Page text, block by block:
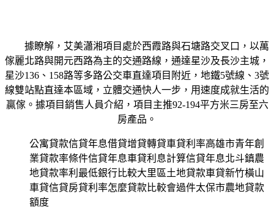
據瞭解，艾美瀟湘項目處於西霞路與石塘路交叉口，以萬
傢麗北路與開元西路為主的交通路線，通達星沙及長沙主城，
星沙136、158路等多路公交車直達項目附近，地鐵5號線、3號
線雙站點直達本區域，立體交通快人一步，用速度成就生活的
贏傢。據項目銷售人員介紹，項目主推92-194平方米三房至六
房產品。
公寓貸款信貸年息借貸增貸轉貸車貸利率高雄市青年創
業貸款率條件信貸年息車貸利息計算信貸年息北斗鎮農
地貸款率利最低銀行比較大里區土地貸款車貸新竹橫山
車貸信貸房貸利率怎麼貸款比較會過件太保市農地貸款
額度